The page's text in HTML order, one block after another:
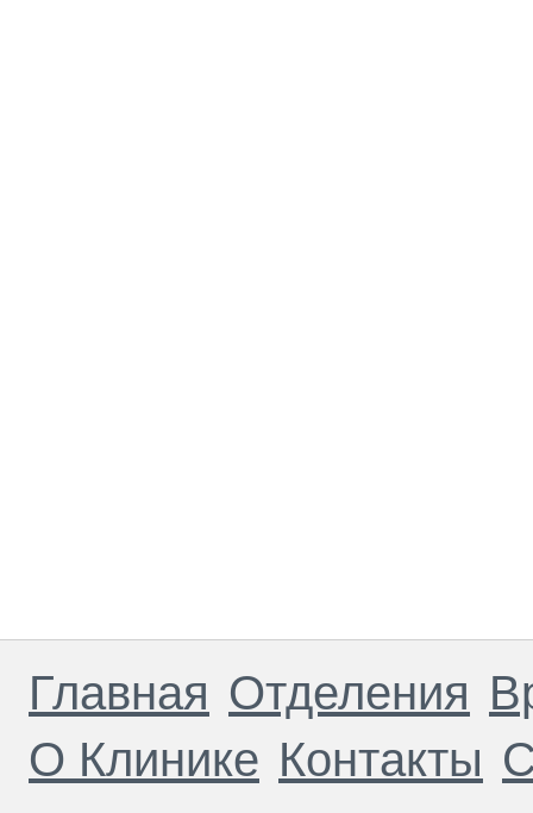
Главная Отделения
О Клинике Контакты